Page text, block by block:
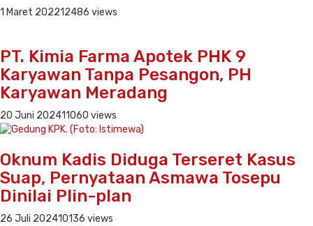
1 Maret 202212486 views
PT. Kimia Farma Apotek PHK 9
Karyawan Tanpa Pesangon, PH
Karyawan Meradang
20 Juni 202411060 views
Oknum Kadis Diduga Terseret Kasus
Suap, Pernyataan Asmawa Tosepu
Dinilai Plin-plan
26 Juli 202410136 views